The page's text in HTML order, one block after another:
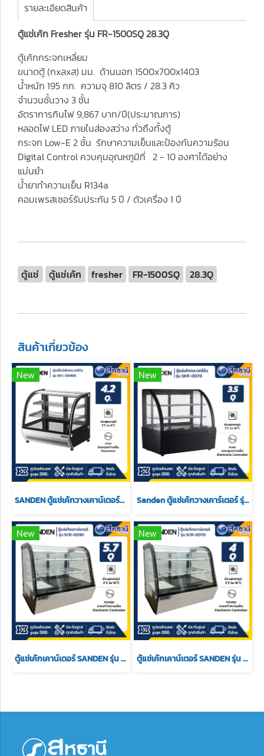
รายละเอียดสินค้า
ตู้แช่เค้ก Fresher รุ่น FR-1500SQ 28.3Q
ตู้เค้กกระจกเหลี่ยม
ขนาดตู้ (กxลxส) มม. ด้านนอก 1500x700x1403
น้ำหนัก 195 กก. ความจุ 810 ลิตร / 28.3 คิว
จำนวนชั้นวาง 3 ชั้น
อัตราการกินไฟ 9,867 บาท/ปี(ประมาณการ)
หลอดไฟ LED ภายในส่องสว่าง ทั่วถึงทั้งตู้
กระจก Low-E 2 ชั้น รักษาความเย็นและป้องกันความร้อน
Digital Control ควบคุมอุณหภูมิที่ 2 - 10 องศาได้อย่าง
แม่นยำ
น้ำยาทำความเย็น R134a
คอมเพรสเซอร์รับประกัน 5 ปี / ตัวเครื่อง 1 ปี
ตู้แช่ ตู้แช่เค้ก fresher FR-1500SQ 28.3Q
สินค้าเกี่ยวข้อง
New
SANDEN ตู้แช่เค้กวางเคาน์เตอร์กระจกโค้ง รุ่น SKC-0090G ความจุ 4.2 Q.
New
Sanden ตู้แช่เค้กวางเคาร์เตอร์ รุ่น SKR-0070 ขนาด 3.5Q สีดำ 2 ชั้นวาง
New
ตู้แช่เค้กเคาน์เตอร์ SANDEN รุ่น SCR-0090 ขนาด 5.7 Q
New
ตู้แช่เค้กเคาน์เตอร์ SANDEN รุ่น scr-0070 ขนาด 4 Q